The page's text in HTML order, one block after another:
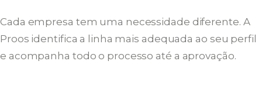
Cada empresa tem uma necessidade diferente. A
Proos identifica a linha mais adequada ao seu perfil
e acompanha todo o processo até a aprovação.